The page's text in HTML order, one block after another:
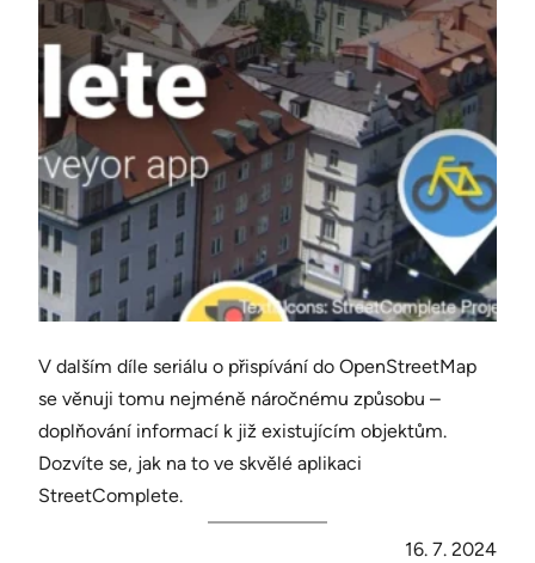
V dalším díle seriálu o přispívání do OpenStreetMap
se věnuji tomu nejméně náročnému způsobu –
doplňování informací k již existujícím objektům.
Dozvíte se, jak na to ve skvělé aplikaci
StreetComplete.
16. 7. 2024